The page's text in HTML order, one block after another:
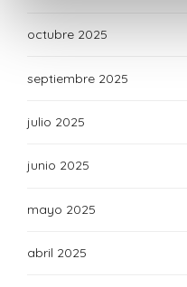
octubre 2025
septiembre 2025
julio 2025
junio 2025
mayo 2025
abril 2025